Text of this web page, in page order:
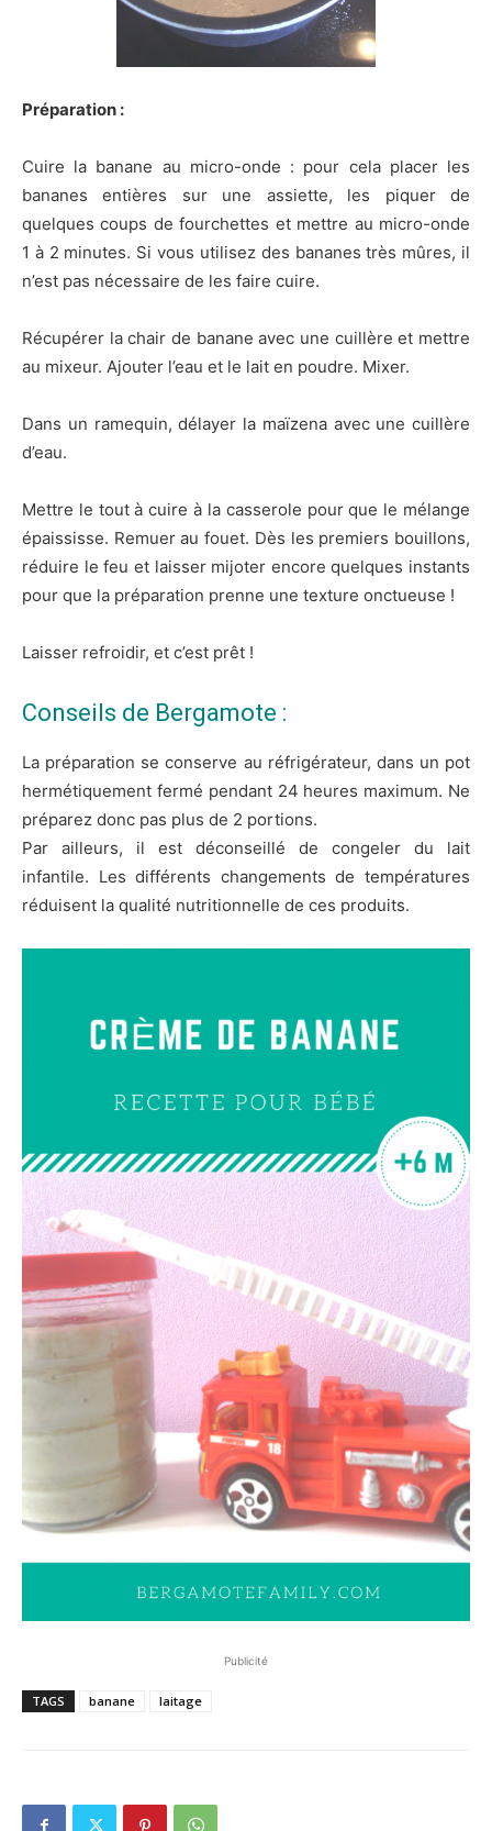
Préparation :
Cuire la banane au micro-onde : pour cela placer les
bananes entières sur une assiette, les piquer de
quelques coups de fourchettes et mettre au micro-onde
1 à 2 minutes. Si vous utilisez des bananes très mûres, il
n’est pas nécessaire de les faire cuire.
Récupérer la chair de banane avec une cuillère et mettre
au mixeur. Ajouter l’eau et le lait en poudre. Mixer.
Dans un ramequin, délayer la maïzena avec une cuillère
d’eau.
Mettre le tout à cuire à la casserole pour que le mélange
épaississe. Remuer au fouet. Dès les premiers bouillons,
réduire le feu et laisser mijoter encore quelques instants
pour que la préparation prenne une texture onctueuse !
Laisser refroidir, et c’est prêt !
Conseils de Bergamote :
La préparation se conserve au réfrigérateur, dans un pot
hermétiquement fermé pendant 24 heures maximum. Ne
préparez donc pas plus de 2 portions.
Par ailleurs, il est déconseillé de congeler du lait
infantile. Les différents changements de températures
réduisent la qualité nutritionnelle de ces produits.
Publicité
TAGS banane laitage